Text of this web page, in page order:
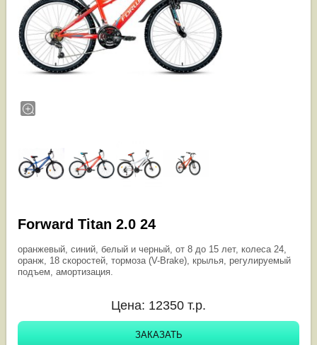
Forward Titan 2.0 24
оранжевый, синий, белый и черный, от 8 до 15 лет, колеса 24,
оранж, 18 скоростей, тормоза (V-Brake), крылья, регулируемый
подъем, амортизация.
Цена: 12350 т.р.
ЗАКАЗАТЬ